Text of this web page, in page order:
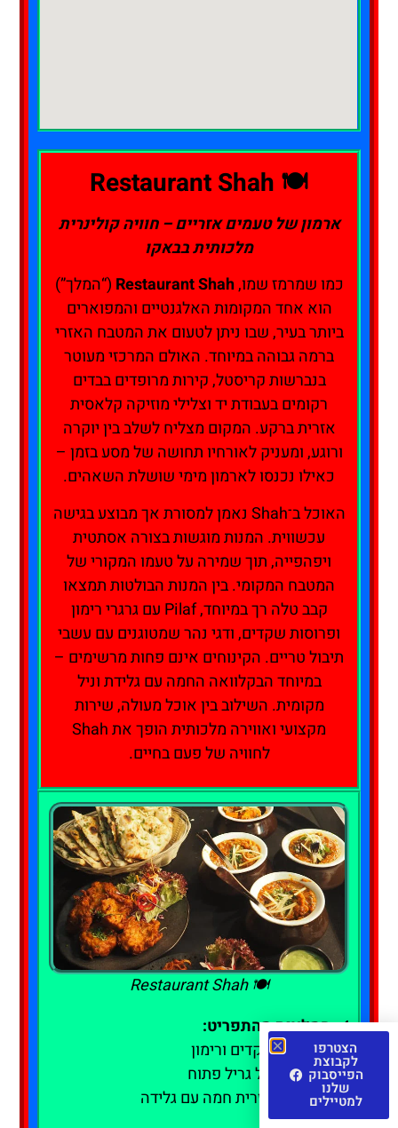
🍽️ Restaurant Shah
ארמון של טעמים אזריים – חוויה קולינרית
מלכותית בבאקו
כמו שמרמז שמו,Restaurant Shah (“המלך”)
הוא אחד המקומות האלגנטיים והמפוארים
ביותר בעיר, שבו ניתן לטעום את המטבח האזרי
ברמה גבוהה במיוחד. האולם המרכזי מעוטר
בנברשות קריסטל, קירות מרופדים בבדים
רקומים בעבודת יד וצלילי מוזיקה קלאסית
אזרית ברקע. המקום מצליח לשלב בין יוקרה
ורוגע, ומעניק לאורחיו תחושה של מסע בזמן –
כאילו נכנסו לארמון מימי שושלת השאהים.
האוכל ב־Shah נאמן למסורת אך מבוצע בגישה
עכשווית. המנות מוגשות בצורה אסתטית
ויפהפייה, תוך שמירה על טעמו המקורי של
המטבח המקומי. בין המנות הבולטות תמצאו
קבב טלה רך במיוחד, Pilaf עם גרגרי רימון
ופרוסות שקדים, ודגי נהר שמטוגנים עם עשבי
תיבול טריים. הקינוחים אינם פחות מרשימים –
במיוחד הבקלוואה החמה עם גלידת וניל
מקומית. השילוב בין אוכל מעולה, שירות
מקצועי ואווירה מלכותית הופך את Shah
לחוויה של פעם בחיים.
🍽️ Restaurant Shah
✔️המלצות מהתפריט:
✔ Pilaf עם שקדים ורימון
✔ קבב טלה על גריל פתוח
✔ בקלוואה אזרית חמה עם גלידה
הצטרפו
לקבוצת
הפייסבוק
שלנו
למטיילים